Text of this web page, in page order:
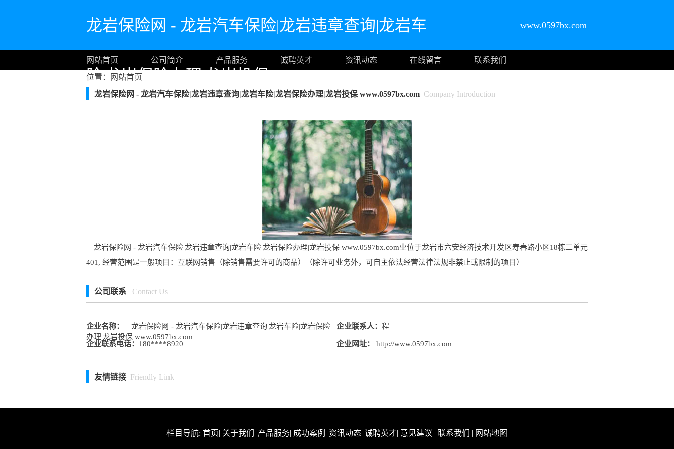
龙岩保险网 - 龙岩汽车保险|龙岩违章查询|龙岩车
险|龙岩保险办理|龙岩投保 www.0597bx.com
www.0597bx.com
网站首页 公司简介 产品服务 诚聘英才 资讯动态 在线留言
联系我们
位置：
网站首页
龙岩保险网 - 龙岩汽车保险|龙岩违章查询|龙岩车险|龙岩保险办理|龙岩投保 www.0597bx.com Company Introduction
龙岩保险网 - 龙岩汽车保险|龙岩违章查询|龙岩车险|龙岩保险办理|龙岩投保 www.0597bx.com业位于龙岩市六安经济技术开发区寿春路小区18栋二单元
401, 经营范围是一般项目：互联网销售（除销售需要许可的商品）（除许可业务外，可自主依法经营法律法规非禁止或限制的项目）
公司联系 Contact Us
企业名称：
龙岩保险网 - 龙岩汽车保险|龙岩违章查询|龙岩车险|龙岩保险
办理|龙岩投保 www.0597bx.com
企业联系人： 程
企业联系电话： 180****8920 企业网址： http://www.0597bx.com
友情链接 Friendly Link
栏目导航: 首页| 关于我们 | 产品服务| 成功案例 | 资讯动态| 诚聘英才| 意见建议 | 联系我们 | 网站地图